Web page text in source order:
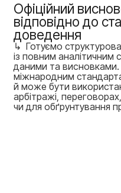
Офіційний
відповідно до
доведення
↳ Готуємо
із повним аналітичним
даними та висновками.
міжнародним
й може бути
арбітражі,
чи для обґрунтування